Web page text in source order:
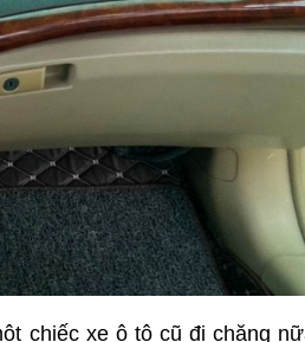
chiếc xe ô tô cũ đi chăng